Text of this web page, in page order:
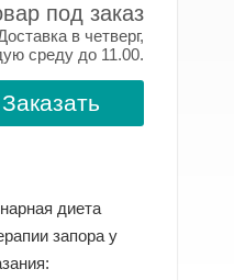
под заказ
в четверг,
среду до 11.00.
Заказать
диета
запора у